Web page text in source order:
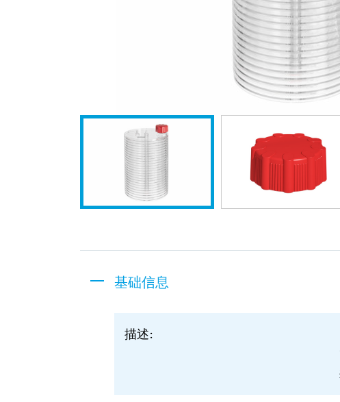
基础信息
描述: